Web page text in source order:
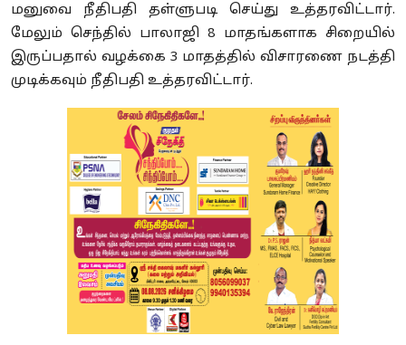
மனுவை நீதிபதி தள்ளுபடி செய்து உத்தரவிட்டார்.
மேலும் செந்தில் பாலாஜி 8 மாதங்களாக சிறையில்
இருப்பதால் வழக்கை 3 மாதத்தில் விசாரணை நடத்தி
முடிக்கவும் நீதிபதி உத்தரவிட்டார்.